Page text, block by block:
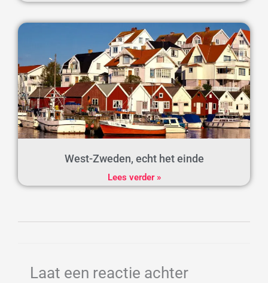
West-Zweden, echt het einde
Lees verder »
Laat een reactie achter